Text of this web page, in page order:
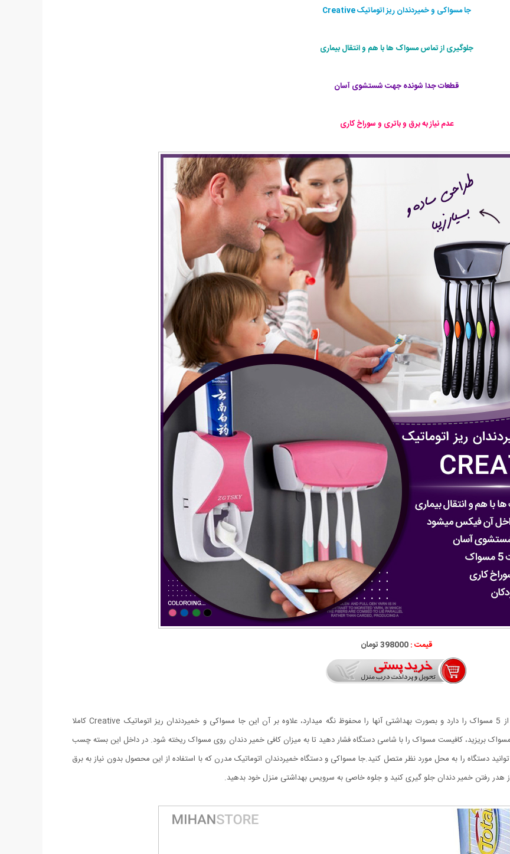
جا مسواکی و خمیردندان ریز اتوماتیک Creative
جلوگیری از تماس مسواک ها با هم و انتقال بیماری
قطعات جدا شونده جهت شستشوی آسان
عدم نیاز به برق و باتری و سوراخ کاری
قیمت :398000 تومان
جا مسواکی و خمیردندان ریز اتوماتیک Creative ظرفیت نگهداری از 5 مسواک را دارد و بصورت بهداشتی آنها را محفوظ نگه میدارد، علاوه بر آن این جا مسواکی و خمیردندان ریز اتوماتیک Creative کاملا
بریزید، کافیست مسواک را با شاسی دستگاه فشار دهید تا به میزان کافی خمیر دندان روی مسواک ریخته شود. در داخل این بسته چسب
دستگاه را به محل مورد نظر متصل کنید.جا مسواکی و دستگاه خمیردندان اتوماتیک مدرن که با استفاده از این محصول بدون نیاز به برق
از هدر رفتن خمیر دندان جلو گیری کنید و جلوه خاصی به سرویس بهداشتی منزل خود بدهید.